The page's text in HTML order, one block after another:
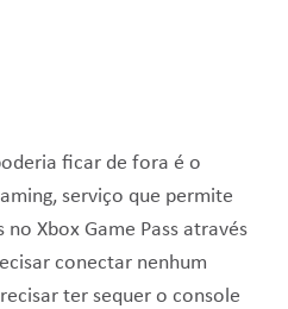
ficar de fora é o
serviço que permite
Xbox Game Pass através
conectar nenhum
ter sequer o console